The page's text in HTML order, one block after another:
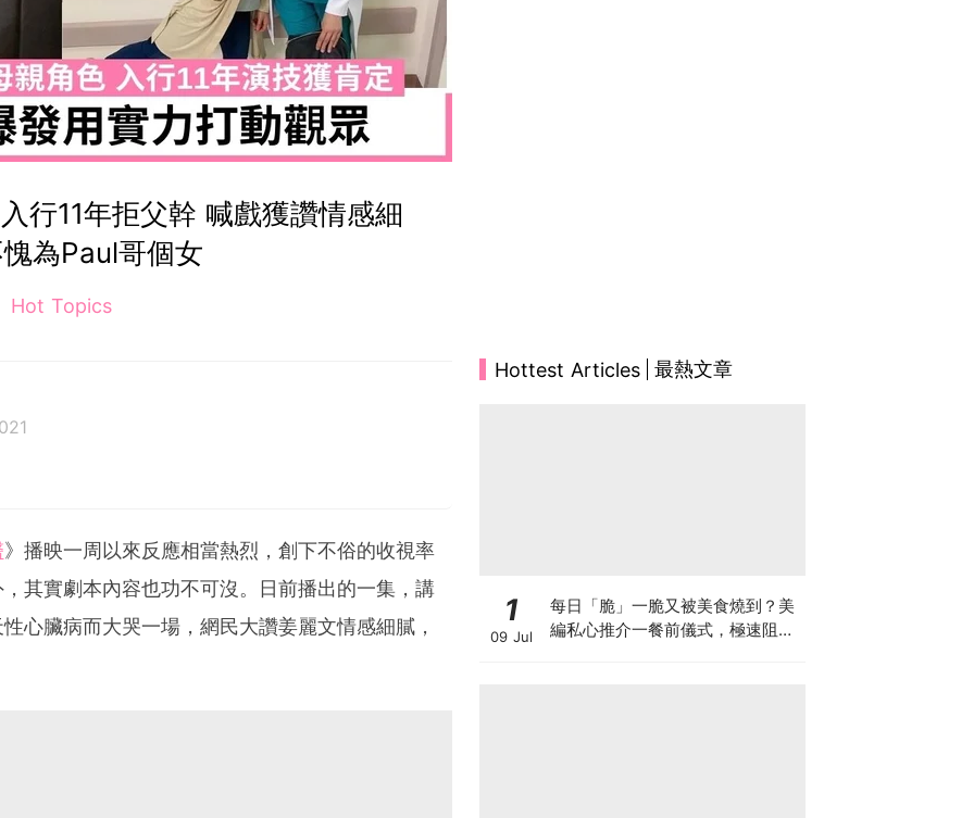
行11年拒父幹 喊戲獲讚情感細
為Paul哥個女
Hot Topics
》播映一周以來反應相當熱烈，創下不俗的收視率
其實劇本內容也功不可沒。日前播出的一集，講
心臟病而大哭一場，網民大讚姜麗文情感細膩，
Hottest Articles 最熱文章
1
09 Jul
每日「脆」一脆又被美食燒到？美
編私心推介一餐前儀式，極速阻碳